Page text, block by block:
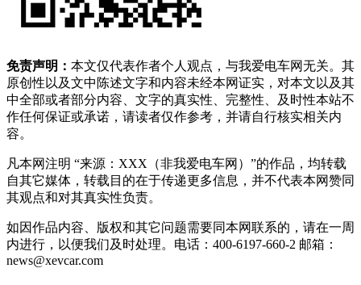
免责声明： 本文仅代表作者个人观点，与我爱电车网无关。其
原创性以及文中陈述文字和内容未经本网证实，对本文以及其
中全部或者部分内容、文字的真实性、完整性、及时性本站不
作任何保证或承诺，请读者仅作参考，并请自行核实相关内
容。
凡本网注明 “来源：XXX（非我爱电车网）”的作品，均转载
自其它媒体，转载目的在于传递更多信息，并不代表本网赞同
其观点和对其真实性负责。
如因作品内容、版权和其它问题需要同本网联系的，请在一周
内进行，以便我们及时处理。电话：400-6197-660-2 邮箱：
news@xevcar.com